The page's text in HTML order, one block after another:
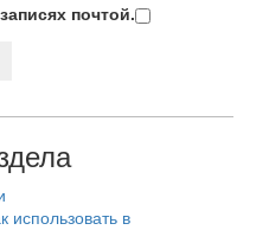
почтой.
использовать в